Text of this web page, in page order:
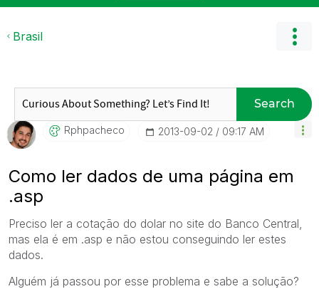
Brasil
Search
Rphpacheco ‎2013-09-02 09:17 AM
Como ler dados de uma página em
.asp
Preciso ler a cotação do dolar no site do Banco Central,
mas ela é em .asp e não estou conseguindo ler estes
dados.
Alguém já passou por esse problema e sabe a solução?